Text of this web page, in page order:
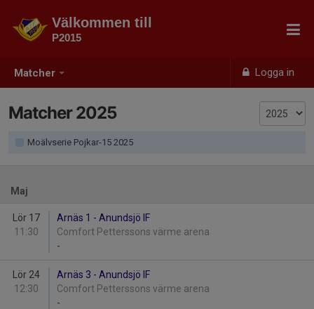
Matcher Logga in
Välkommen till
P2015
Matcher 2025
Moälvserie Pojkar-15 2025
Maj
Lör 17
11:30
Arnäs 1 - Anundsjö IF
Comfort Petterssons värme arena
-
Lör 24
12:30
Arnäs 3 - Anundsjö IF
Comfort Petterssons värme arena
-